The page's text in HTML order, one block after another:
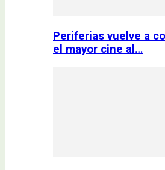
Periferias vuelve a
el mayor cine al…